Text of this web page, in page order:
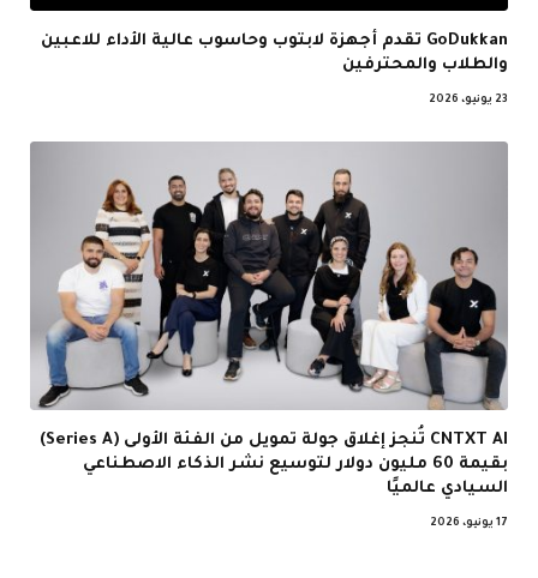
GoDukkan تقدم أجهزة لابتوب وحاسوب عالية الأداء للاعبين
والطلاب والمحترفين
23 يونيو، 2026
CNTXT AI تُنجز إغلاق جولة تمويل من الفئة الأولى (Series A)
بقيمة 60 مليون دولار لتوسيع نشر الذكاء الاصطناعي
السيادي عالميًا
17 يونيو، 2026